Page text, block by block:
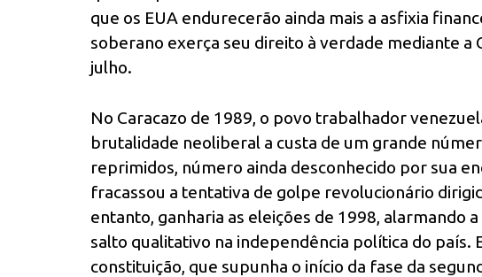
que os EUA endurecerão ainda mais a asfixia
soberano exerça seu direito à verdade mediante a
julho.
No Caracazo de 1989, o povo trabalhador
brutalidade neoliberal a custa de um grande
reprimidos, número ainda desconhecido por sua
fracassou a tentativa de golpe revolucionário
entanto, ganharia as eleições de 1998, alarmando
salto qualitativo na independência política do país.
constituição, que supunha o início da fase da